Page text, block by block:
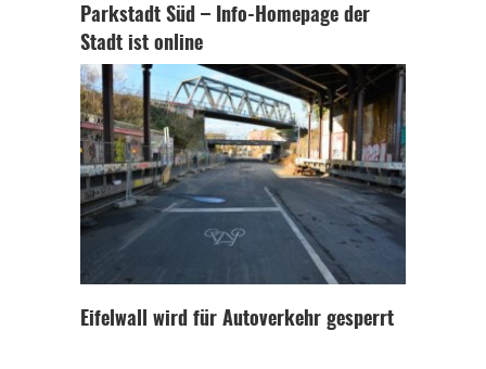
Parkstadt Süd – Info-Homepage der
Stadt ist online
Eifelwall wird für Autoverkehr gesperrt